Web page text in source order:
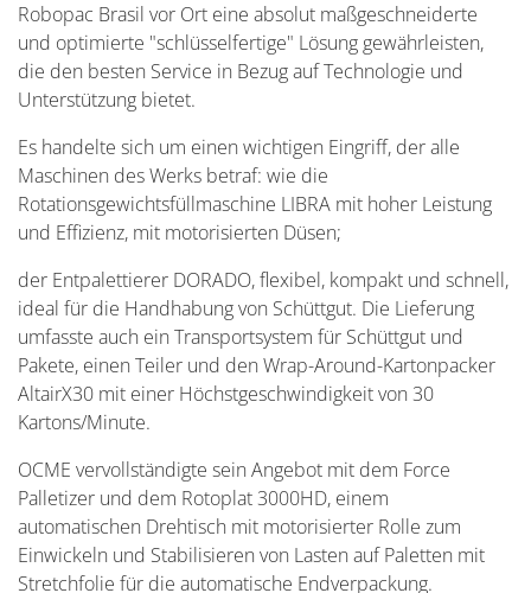
Robopac Brasil vor Ort eine absolut maßgeschneiderte
und optimierte "schlüsselfertige" Lösung gewährleisten,
die den besten Service in Bezug auf Technologie und
Unterstützung bietet.
Es handelte sich um einen wichtigen Eingriff, der alle
Maschinen des Werks betraf: wie die
Rotationsgewichtsfüllmaschine LIBRA mit hoher Leistung
und Effizienz, mit motorisierten Düsen;
der Entpalettierer DORADO, flexibel, kompakt und schnell,
ideal für die Handhabung von Schüttgut. Die Lieferung
umfasste auch ein Transportsystem für Schüttgut und
Pakete, einen Teiler und den Wrap-Around-Kartonpacker
AltairX30 mit einer Höchstgeschwindigkeit von 30
Kartons/Minute.
OCME vervollständigte sein Angebot mit dem Force
Palletizer und dem Rotoplat 3000HD, einem
automatischen Drehtisch mit motorisierter Rolle zum
Einwickeln und Stabilisieren von Lasten auf Paletten mit
Stretchfolie für die automatische Endverpackung.